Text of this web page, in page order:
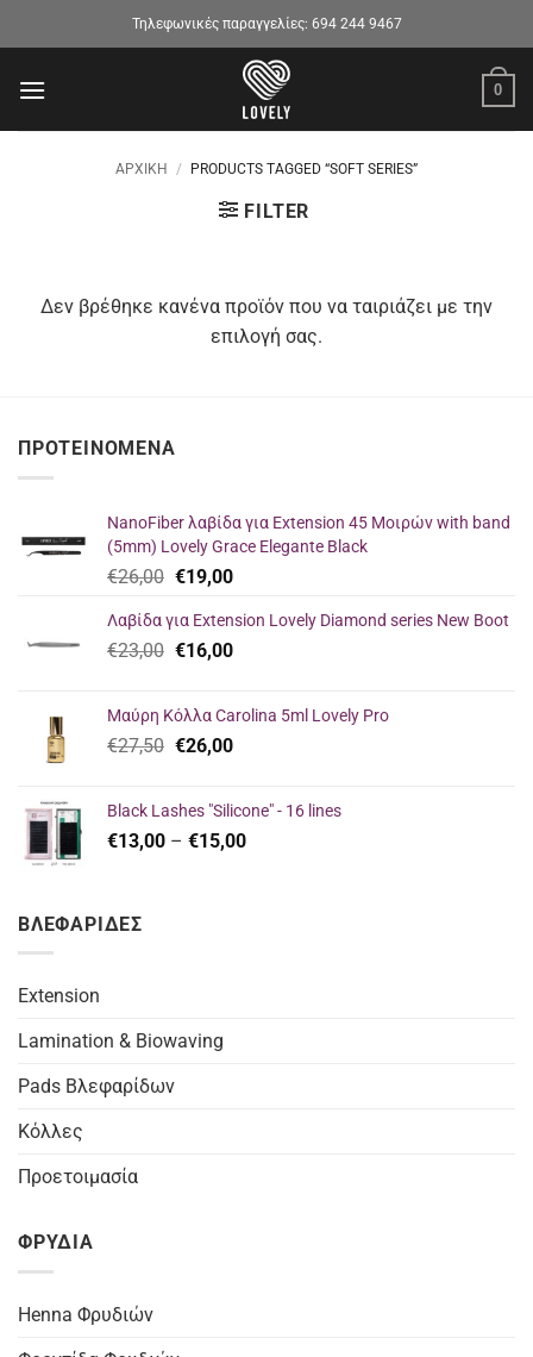
στο
Τηλεφωνικές παραγγελίες: 694 244 9467
0
ΑΡΧΙΚΉ / PRODUCTS TAGGED “SOFT SERIES”
FILTER
Δεν βρέθηκε κανένα προϊόν που να ταιριάζει με την
επιλογή σας.
ΠΡΟΤΕΙΝΌΜΕΝΑ
NanoFiber λαβίδα για Extension 45 Μοιρών with band
(5mm) Lovely Grace Elegante Black
€26,00 Original
was:
€26,00.
€19,00Η
τιμή
είναι:
Λαβίδα για Extension Lovely Diamond series New Boot
€23,00 Original
€23,00.
€16,00Η
είναι:
€16,00.
Μαύρη Κόλλα Carolina 5ml Lovely Pro
€27,50 Original
€27,50.
€26,00Η
είναι:
€26,00.
Black Lashes "Silicone" - 16 lines
€13,00 – €15,00Price
ΒΛΕΦΑΡΙΔΕΣ
Extension
Lamination & Biowaving
Pads Βλεφαρίδων
Κόλλες
Προετοιμασία
ΦΡΥΔΙΑ
Henna Φρυδιών